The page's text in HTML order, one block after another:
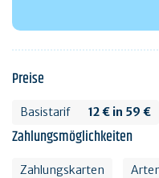
Preise
Basistarif 12 € in 59 €
Zahlungsmöglichkeiten
Zahlungskarten